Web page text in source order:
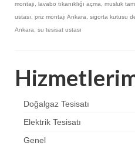
montajı, lavabo tıkanıklığı açma, musluk
ustası, priz montajı Ankara, sigorta kutusu
Ankara, su tesisat ustası
Doğalgaz Tesisatı
Elektrik Tesisatı
Genel